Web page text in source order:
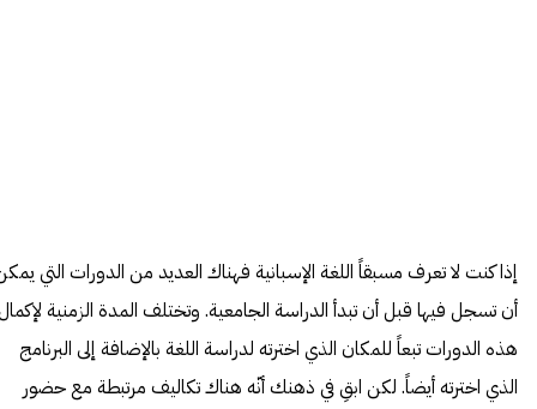
إذا كنت لا تعرف مسبقاً اللغة الإسبانية فهناك العديد من الدورات التي
أن تسجل فيها قبل أن تبدأ الدراسة الجامعية. وتختلف المدة الزمنية
هذه الدورات تبعاً للمكان الذي اخترته لدراسة اللغة بالإضافة إلى البرنامج
الذي اخترته أيضاً. لكن ابقِ في ذهنك أنّه هناك تكاليف مرتبطة مع حضور